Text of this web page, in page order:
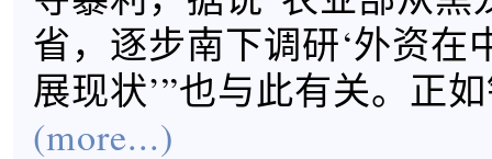
省，逐步南下调研‘外资在
展现状’”也与此有关。正
(more...)